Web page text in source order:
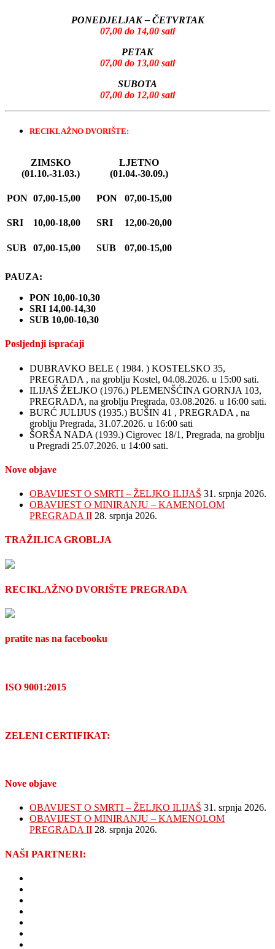
PONEDJELJAK – ČETVRTAK
07,00 do 14,00 sati
PETAK
07,00 do 13,00 sati
SUBOTA
07,00 do 12,00 sati
RECIKLAŽNO DVORIŠTE:
ZIMSKO
(01.10.-31.03.)
LJETNO
(01.04.-30.09.)
PON 07,00-15,00 PON 07,00-15,00
SRI 10,00-18,00 SRI 12,00-20,00
SUB 07,00-15,00 SUB 07,00-15,00
PAUZA:
PON 10,00-10,30
SRI 14,00-14,30
SUB 10,00-10,30
Posljednji ispraćaji
DUBRAVKO BELE ( 1984. ) KOSTELSKO 35,
PREGRADA , na groblju Kostel, 04.08.2026. u 15:00 sati.
ILIJAŠ ŽELJKO (1976.) PLEMENŠĆINA GORNJA 103,
PREGRADA, na groblju Pregrada, 03.08.2026. u 16:00 sati.
BURĆ JULIJUS (1935.) BUŠIN 41 , PREGRADA , na
groblju Pregrada, 31.07.2026. u 16:00 sati
ŠORŠA NADA (1939.) Cigrovec 18/1, Pregrada, na groblju
u Pregradi 25.07.2026. u 14:00 sati.
Nove objave
OBAVIJEST O SMRTI – ŽELJKO ILIJAŠ 31. srpnja 2026.
OBAVIJEST O MINIRANJU – KAMENOLOM
PREGRADA II 28. srpnja 2026.
TRAŽILICA GROBLJA
RECIKLAŽNO DVORIŠTE PREGRADA
pratite nas na facebooku
ISO 9001:2015
ZELENI CERTIFIKAT:
Nove objave
OBAVIJEST O SMRTI – ŽELJKO ILIJAŠ 31. srpnja 2026.
OBAVIJEST O MINIRANJU – KAMENOLOM
PREGRADA II 28. srpnja 2026.
NAŠI PARTNERI: